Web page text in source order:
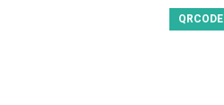
QRCODE